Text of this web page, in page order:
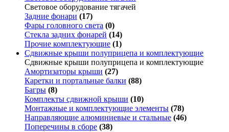
Световое оборудование тягачей
Задние фонари (17)
Фары головного света (0)
Стекла задних фонарей (14)
Прочие комплектующие (1)
Сдвижные крыши полуприцепа и комплектующие
Сдвижные крыши полуприцепа и комплектующие
Амортизаторы крыши (27)
Каретки и портальные балки (88)
Багры (8)
Комплекты сдвижной крыши (10)
Монтажные и комплектующие элементы (78)
Направляющие алюминиевые и стальные (46)
Поперечины в сборе (38)